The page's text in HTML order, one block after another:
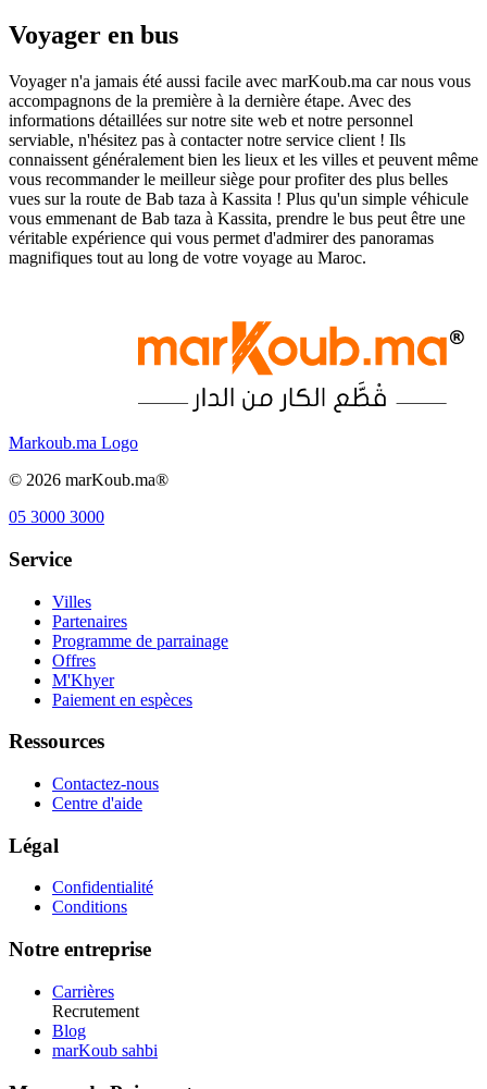
Voyager en bus
Voyager n'a jamais été aussi facile avec marKoub.ma car nous vous
accompagnons de la première à la dernière étape. Avec des
informations détaillées sur notre site web et notre personnel
serviable, n'hésitez pas à contacter notre service client ! Ils
connaissent généralement bien les lieux et les villes et peuvent même
vous recommander le meilleur siège pour profiter des plus belles
vues sur la route de Bab taza à Kassita ! Plus qu'un simple véhicule
vous emmenant de Bab taza à Kassita, prendre le bus peut être une
véritable expérience qui vous permet d'admirer des panoramas
magnifiques tout au long de votre voyage au Maroc.
Markoub.ma Logo
© 2026 marKoub.ma®
05 3000 3000
Service
Villes
Partenaires
Programme de parrainage
Offres
M'Khyer
Paiement en espèces
Ressources
Contactez-nous
Centre d'aide
Légal
Confidentialité
Conditions
Notre entreprise
Carrières
Recrutement
Blog
marKoub sahbi